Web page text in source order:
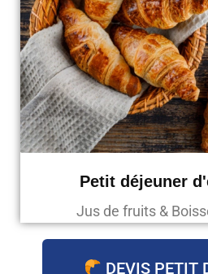
Petit déjeuner
Jus de fruits &
DEVIS PETIT